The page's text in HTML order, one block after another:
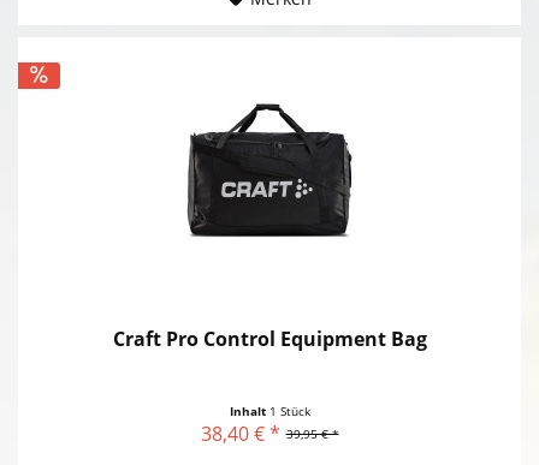
Craft Pro Control Equipment Bag
Inhalt 1 Stück
39,95 € *
38,40 € *